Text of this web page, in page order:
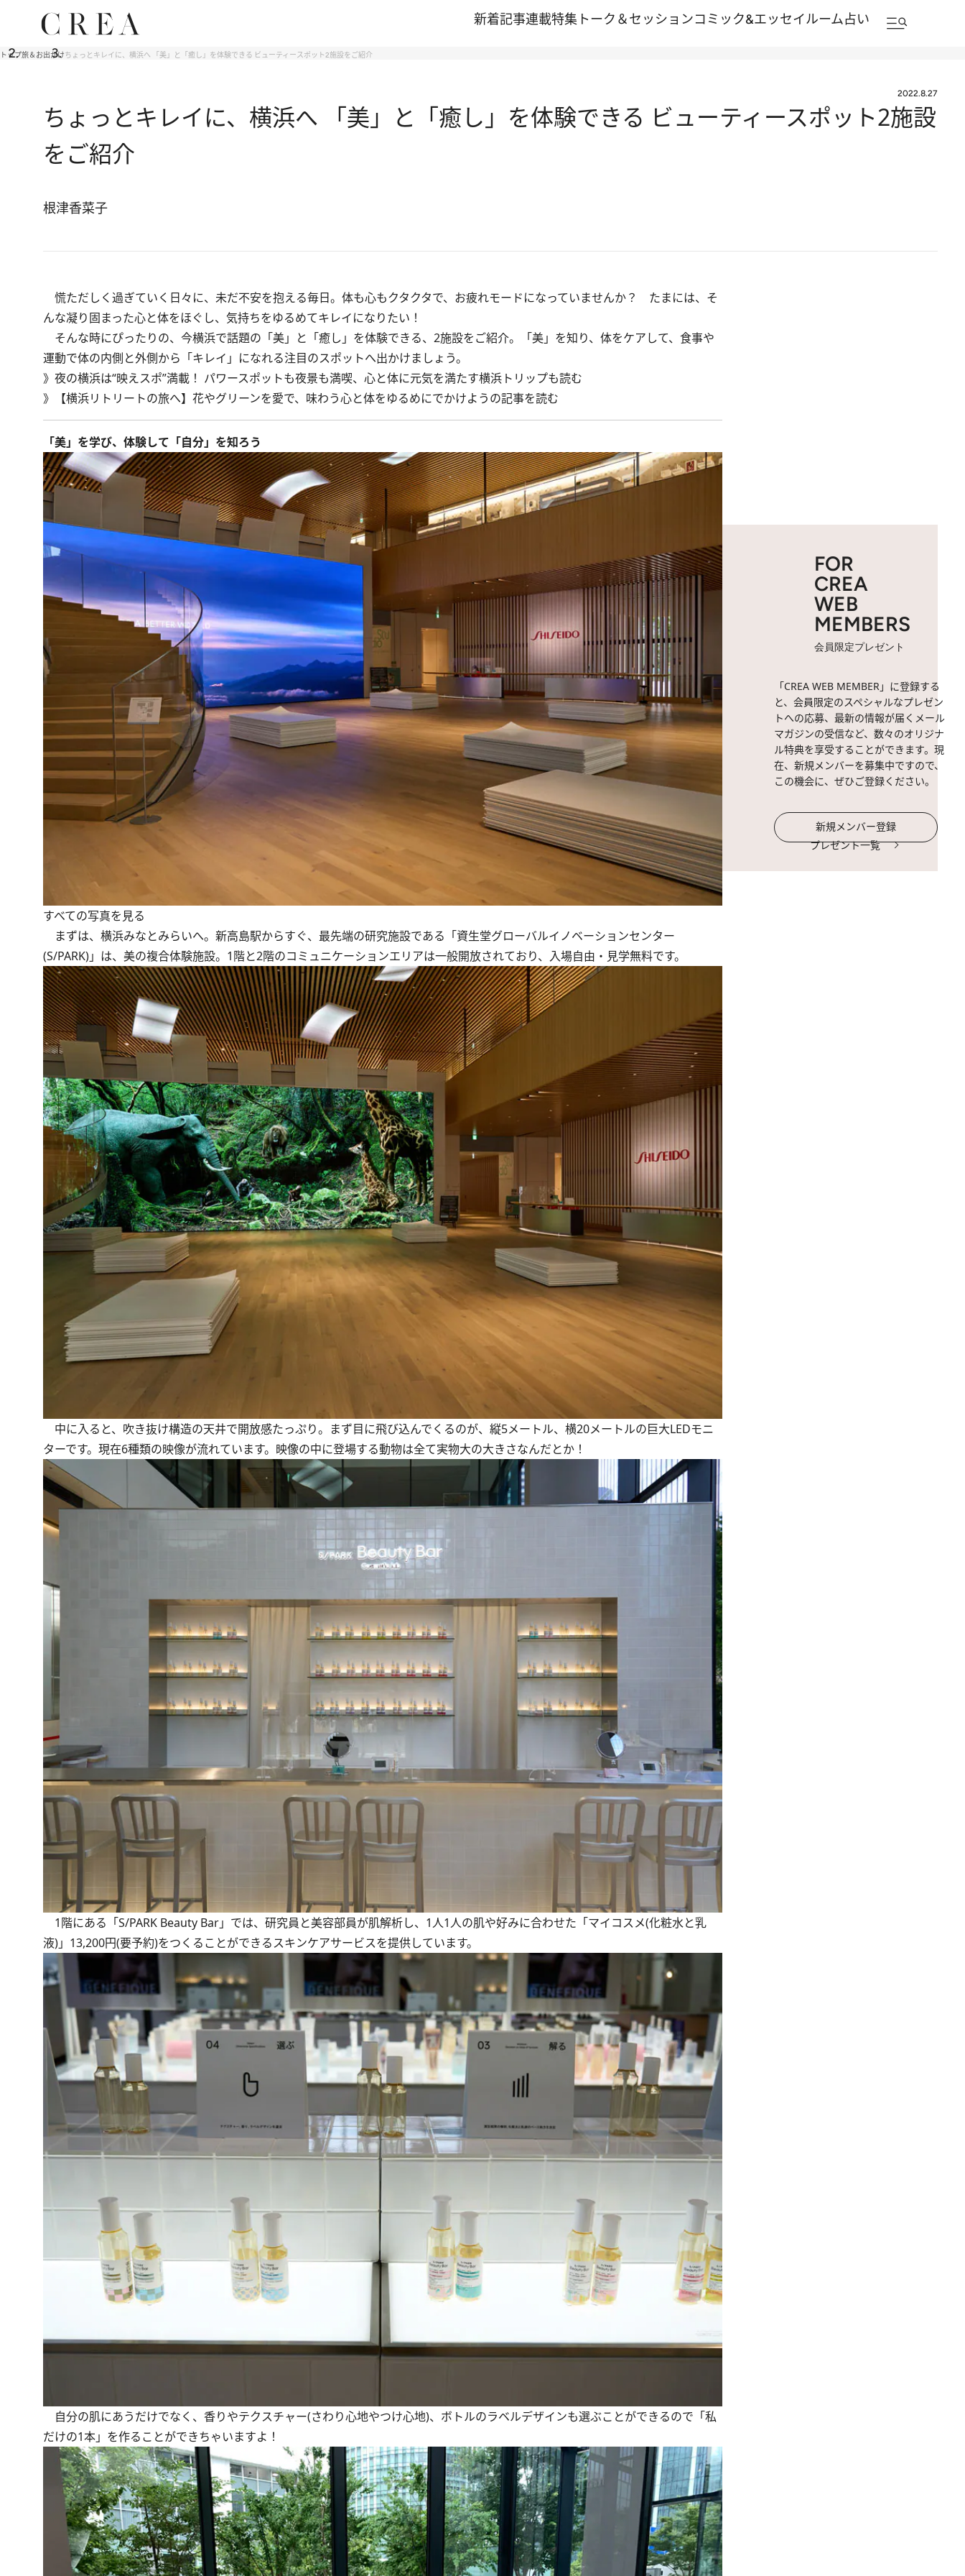
新着記事連載特集 トーク＆セッションコミック&エッセイルーム占い
トップ旅＆お出かけちょっとキレイに、横浜へ 「美」と「癒し」を体験できる ビューティースポット2施設をご紹介
2022.8.27
ちょっとキレイに、横浜へ 「美」と「癒し」を体験できる ビューティースポット2施設
をご紹介
根津香菜子
慌ただしく過ぎていく日々に、未だ不安を抱える毎日。体も心もクタクタで、お疲れモードになっていませんか？ たまには、そ
んな凝り固まった心と体をほぐし、気持ちをゆるめてキレイになりたい！
そんな時にぴったりの、今横浜で話題の「美」と「癒し」を体験できる、2施設をご紹介。「美」を知り、体をケアして、食事や
運動で体の内側と外側から「キレイ」になれる注目のスポットへ出かけましょう。
》夜の横浜は“映えスポ”満載！ パワースポットも夜景も満喫、心と体に元気を満たす横浜トリップも読む
》【横浜リトリートの旅へ】花やグリーンを愛で、味わう心と体をゆるめにでかけようの記事を読む
「美」を学び、体験して「自分」を知ろう
すべての写真を見る
まずは、横浜みなとみらいへ。新高島駅からすぐ、最先端の研究施設である「資生堂グローバルイノベーションセンター
(S/PARK)」は、美の複合体験施設。1階と2階のコミュニケーションエリアは一般開放されており、入場自由・見学無料です。
中に入ると、吹き抜け構造の天井で開放感たっぷり。まず目に飛び込んでくるのが、縦5メートル、横20メートルの巨大LEDモニ
ターです。現在6種類の映像が流れています。映像の中に登場する動物は全て実物大の大きさなんだとか！
1階にある「S/PARK Beauty Bar」では、研究員と美容部員が肌解析し、1人1人の肌や好みに合わせた「マイコスメ(化粧水と乳
液)」13,200円(要予約)をつくることができるスキンケアサービスを提供しています。
自分の肌にあうだけでなく、香りやテクスチャー(さわり心地やつけ心地)、ボトルのラベルデザインも選ぶことができるので「私
だけの1本」を作ることができちゃいますよ！
FOR
CREA
WEB
MEMBERS
会員限定プレゼント
「CREA WEB MEMBER」に登録する
と、会員限定のスペシャルなプレゼン
トへの応募、最新の情報が届くメール
マガジンの受信など、数々のオリジナ
ル特典を享受することができます。現
在、新規メンバーを募集中ですので、
この機会に、ぜひご登録ください。
新規メンバー登録
プレゼント一覧